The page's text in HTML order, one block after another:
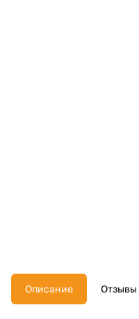
Описание Отзывы
с